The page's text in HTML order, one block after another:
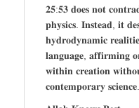
𝟐𝟓:𝟓𝟑 𝐝𝐨𝐞𝐬 𝐧𝐨𝐭
𝐩𝐡𝐲𝐬𝐢𝐜𝐬. 𝐈𝐧𝐬𝐭𝐞𝐚𝐝, 𝐢𝐭
𝐡𝐲𝐝𝐫𝐨𝐝𝐲𝐧𝐚𝐦𝐢𝐜
𝐥𝐚𝐧𝐠𝐮𝐚𝐠𝐞, 𝐚𝐟𝐟𝐢𝐫𝐦𝐢𝐧𝐠
𝐰𝐢𝐭𝐡𝐢𝐧 𝐜𝐫𝐞𝐚𝐭𝐢𝐨𝐧
𝐜𝐨𝐧𝐭𝐞𝐦𝐩𝐨𝐫𝐚𝐫𝐲 𝐬𝐜𝐢𝐞𝐧𝐜𝐞.